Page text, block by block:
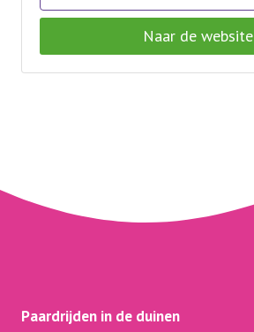
Naar de website
Paardrijden in de duinen